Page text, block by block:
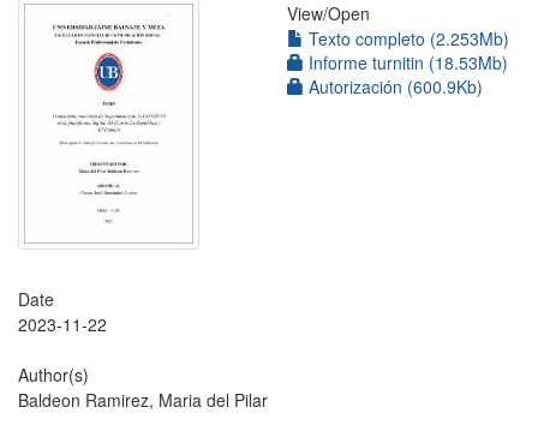
View/Open
Texto completo (2.253Mb)
Informe turnitin (18.53Mb)
Autorización (600.9Kb)
Date
2023-11-22
Author(s)
Baldeon Ramirez, Maria del Pilar